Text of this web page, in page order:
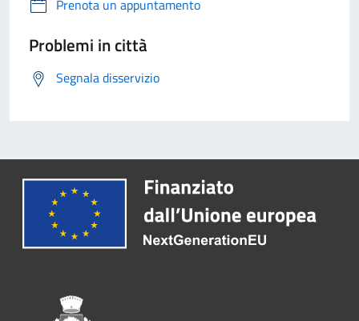
Prenota un appuntamento
Problemi in città
Segnala disservizio